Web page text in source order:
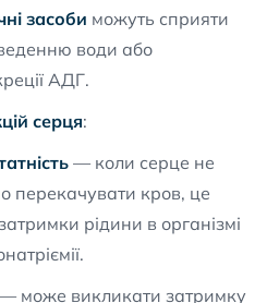
засоби можуть сприяти
води або
АДГ.
серця:
— коли серце не
перекачувати кров, це
рідини в організмі
— може викликати затримку